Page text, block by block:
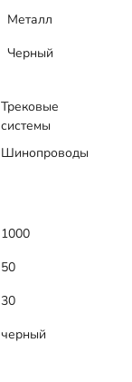
Металл
Черный
Трековые
системы
Шинопроводы
1000
50
30
черный